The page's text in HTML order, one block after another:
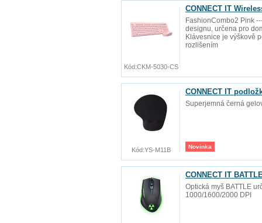
CONNECT IT
FashionCombo2 Pink
designu, určena pro
Klávesnice je výškově
rozlišením
Kód:CKM-5030-CS
CONNECT IT
Superjemná černá
Novinka
Kód:YS-M11B
CONNECT IT
Optická myš BATTLE
1000/1600/2000 DPI